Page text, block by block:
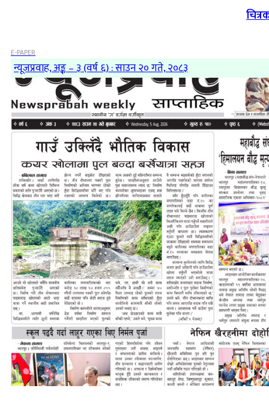
E-PAPER
न्यूजप्रवाह, अङ्क – ३ (वर्ष ६) : साउन २० गते, २०८३